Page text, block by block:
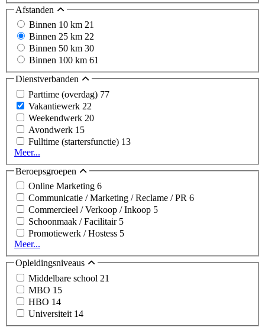
Afstanden
Binnen 10 km 21
Binnen 25 km 22
Binnen 50 km 30
Binnen 100 km 61
Dienstverbanden
Parttime (overdag) 77
Vakantiewerk 22
Weekendwerk 20
Avondwerk 15
Fulltime (startersfunctie) 13
Meer...
Beroepsgroepen
Online Marketing 6
Communicatie / Marketing / Reclame / PR 6
Commercieel / Verkoop / Inkoop 5
Schoonmaak / Facilitair 5
Promotiewerk / Hostess 5
Meer...
Opleidingsniveaus
Middelbare school 21
MBO 15
HBO 14
Universiteit 14